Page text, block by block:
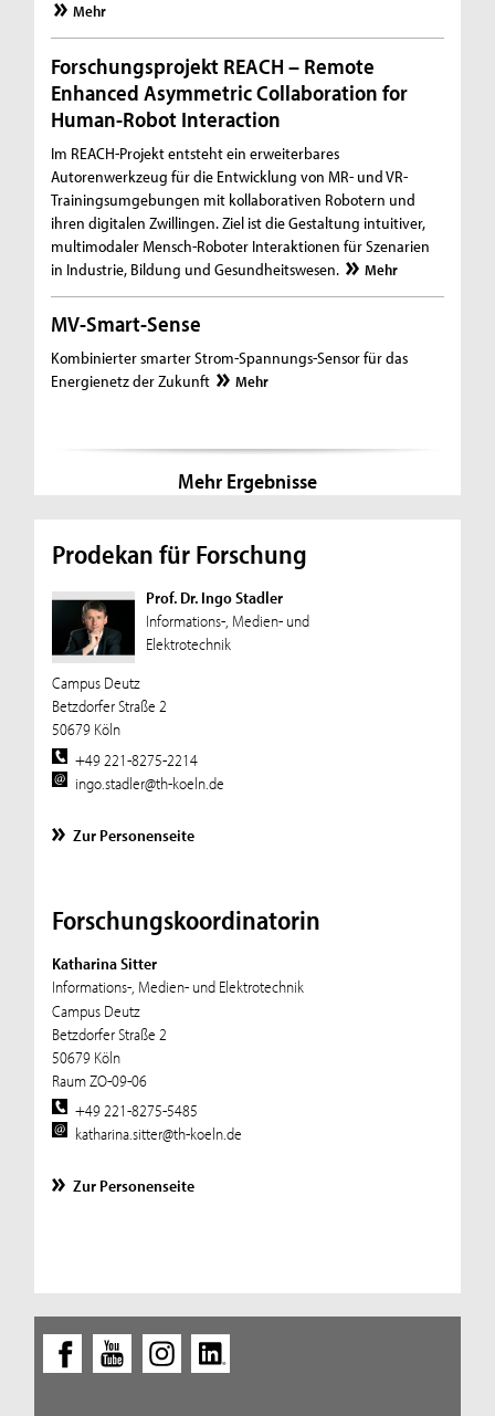
Mehr
Forschungsprojekt REACH – Remote
Enhanced Asymmetric Collaboration for
Human-Robot Interaction
Im REACH-Projekt entsteht ein erweiterbares
Autorenwerkzeug für die Entwicklung von MR- und VR-
Trainingsumgebungen mit kollaborativen Robotern und
ihren digitalen Zwillingen. Ziel ist die Gestaltung intuitiver,
multimodaler Mensch-Roboter Interaktionen für Szenarien
in Industrie, Bildung und Gesundheitswesen.
Mehr
MV-Smart-Sense
Kombinierter smarter Strom-Spannungs-Sensor für das
Energienetz der Zukunft
Mehr
Mehr Ergebnisse
Prodekan für Forschung
Prof. Dr. Ingo Stadler
Informations-, Medien- und
Elektrotechnik
Campus Deutz
Betzdorfer Straße 2
50679 Köln
+49 221-8275-2214
ingo.stadler@th-koeln.de
Zur Personenseite
Forschungskoordinatorin
Katharina Sitter
Informations-, Medien- und Elektrotechnik
Campus Deutz
Betzdorfer Straße 2
50679 Köln
Raum ZO-09-06
+49 221-8275-5485
katharina.sitter@th-koeln.de
Zur Personenseite